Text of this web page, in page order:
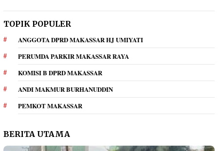
TOPIK POPULER
ANGGOTA DPRD MAKASSAR HJ UMIYATI
PERUMDA PARKIR MAKASSAR RAYA
KOMISI B DPRD MAKASSAR
ANDI MAKMUR BURHANUDDIN
PEMKOT MAKASSAR
BERITA UTAMA